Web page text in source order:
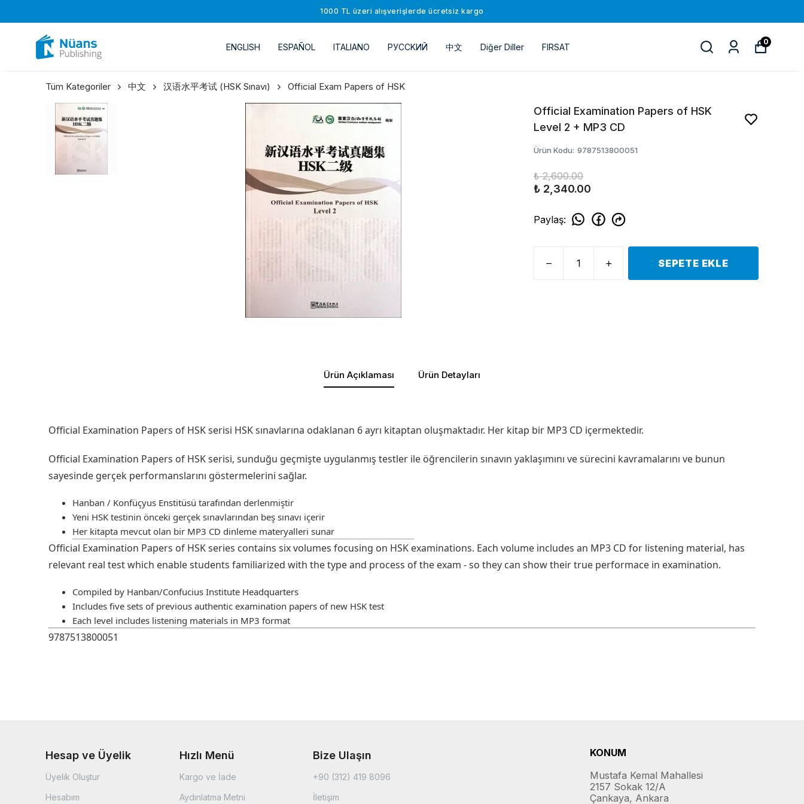
1000 TL üzeri alışverişlerde ücretsiz kargo
ENGLISH ESPAÑOL ITALIANO РУССKИЙ 中文 Diğer Diller FIRSAT
0
Tüm Kategoriler 中文 汉语水平考试 (HSK Sınavı) Official Exam Papers of HSK
Official Examination Papers of HSK
Level 2 + MP3 CD
Ürün Kodu: 9787513800051
₺ 2,600.00
₺ 2,340.00
Paylaş:
SEPETE EKLE
Ürün Açıklaması Ürün Detayları
Official Examination Papers of HSK serisi HSK sınavlarına odaklanan 6 ayrı kitaptan oluşmaktadır. Her kitap bir MP3 CD içermektedir.
Official Examination Papers of HSK serisi, sunduğu geçmişte uygulanmış testler ile öğrencilerin sınavın yaklaşımını ve sürecini kavramalarını ve bunun
sayesinde gerçek performanslarını göstermelerini sağlar.
Hanban / Konfüçyus Enstitüsü tarafından derlenmiştir
Yeni HSK testinin önceki gerçek sınavlarından beş sınavı içerir
Her kitapta mevcut olan bir MP3 CD dinleme materyalleri sunar
Official Examination Papers of HSK series contains six volumes focusing on HSK examinations. Each volume includes an MP3 CD for listening material, has
relevant real test which enable students familiarized with the type and process of the exam - so they can show their true performace in examination.
Compiled by Hanban/Confucius Institute Headquarters
Includes five sets of previous authentic examination papers of new HSK test
Each level includes listening materials in MP3 format
9787513800051
Hesap ve Üyelik
Üyelik Oluştur
Hesabım
Hızlı Menü
Kargo ve İade
Aydınlatma Metni
Bize Ulaşın
+90 (312) 419 8096
İletişim
KONUM
Mustafa Kemal Mahallesi
2157 Sokak 12/A
Çankaya, Ankara